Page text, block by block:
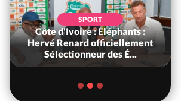
SPORT
Côte d'Ivoire : Éléphants :
Hervé Renard officiellement
Sélectionneur des É...